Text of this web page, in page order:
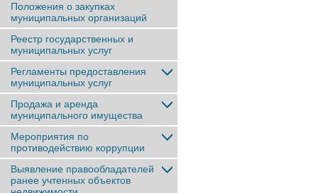
Положения о закупках
муниципальных организаций
Реестр государственных и
муниципальных услуг
Регламенты предоставления
муниципальных услуг
Продажа и аренда
муниципального имущества
Мероприятия по
противодействию коррупции
Выявление правообладателей
ранее учтенныx объектов